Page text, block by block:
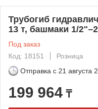
Трубогиб
13 т, башмаки 1/
Под заказ
Код: 18151
Розница
Отправка с 21 августа
199 964 ₸